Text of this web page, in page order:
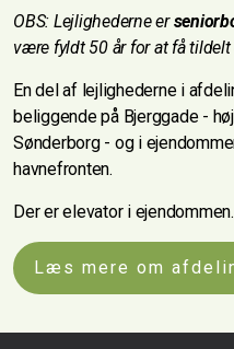
OBS: Lejlighederne er
være fyldt 50 år for at få tildelt
En del af lejlighederne i
beliggende på Bjerggade -
Sønderborg - og i
havnefronten.
Der er elevator i ejendommen.
Læs mere om